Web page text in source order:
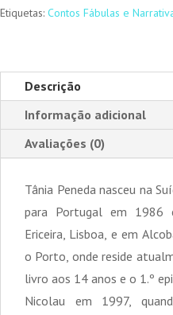
Nicolau
Etiquetas: Contos Fábulas e
Descrição
Informação adicional
Avaliações (0)
Tânia Peneda nasceu na
para Portugal em 1986
Ericeira, Lisboa, e em
o Porto, onde reside
livro aos 14 anos e o 1.º
Nicolau em 1997,